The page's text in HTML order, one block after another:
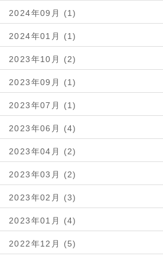
2024年09月 (1)
2024年01月 (1)
2023年10月 (2)
2023年09月 (1)
2023年07月 (1)
2023年06月 (4)
2023年04月 (2)
2023年03月 (2)
2023年02月 (3)
2023年01月 (4)
2022年12月 (5)